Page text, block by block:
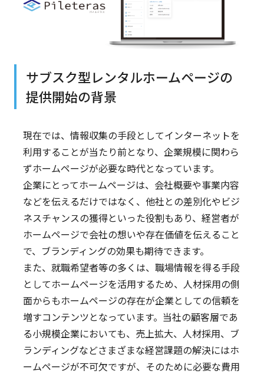
サブスク型レンタルホームページの
提供開始の背景
現在では、情報収集の手段としてインターネットを
利用することが当たり前となり、企業規模に関わら
ずホームページが必要な時代となっています。
企業にとってホームページは、会社概要や事業内容
などを伝えるだけではなく、他社との差別化やビジ
ネスチャンスの獲得といった役割もあり、経営者が
ホームページで会社の想いや存在価値を伝えること
で、ブランディングの効果も期待できます。
また、就職希望者等の多くは、職場情報を得る手段
としてホームページを活用するため、人材採用の側
面からもホームページの存在が企業としての信頼を
増すコンテンツとなっています。当社の顧客層であ
る小規模企業においても、売上拡大、人材採用、ブ
ランディングなどさまざまな経営課題の解決にはホ
ームページが不可欠ですが、そのために必要な費用